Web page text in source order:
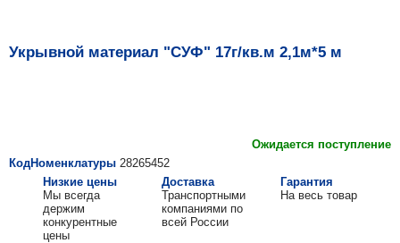
Укрывной материал "СУФ" 17г/кв.м 2,1м*5 м
Ожидается поступление
КодНоменклатуры 28265452
Низкие цены
Мы всегда
держим
конкурентные
цены
Доставка
Транспортными
компаниями по
всей России
Гарантия
На весь товар